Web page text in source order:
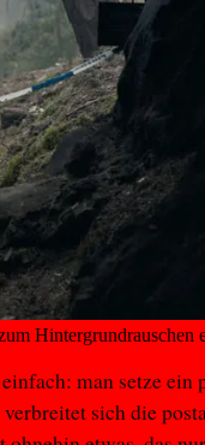
Hintergrundrauschen
man setze ein
verbreitet sich die